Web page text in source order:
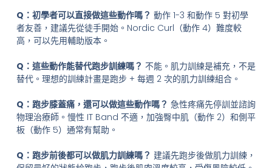
Q：初學者可以直接做這些動作嗎？ 動作 1-3 和動作 5 對初學
者友善，建議先從徒手開始。Nordic Curl（動作 4）難度較
高，可以先用輔助版本。
Q：這些動作能替代跑步訓練嗎？ 不能。肌力訓練是補充，不是
替代。理想的訓練計畫是跑步 + 每週 2 次的肌力訓練組合。
Q：跑步膝蓋痛，還可以做這些動作嗎？ 急性疼痛先停訓並諮詢
物理治療師。慢性 IT Band 不適，加強臀中肌（動作 2）和側平
板（動作 5）通常有幫助。
Q：跑步前後都可以做肌力訓練嗎？ 建議先跑步後做肌力訓練，